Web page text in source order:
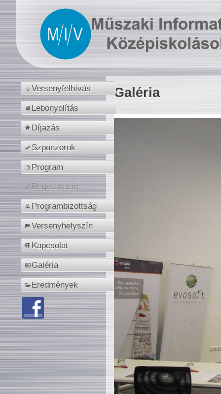
Versenyfelhívás
Lebonyolítás
Díjazás
Szponzorok
Program
Regisztráció
Programbizottság
Versenyhelyszín
Kapcsolat
Galéria
Eredmények
Galéria